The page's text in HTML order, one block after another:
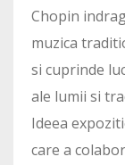
Chopin
muzica
si cuprinde
ale lumii si
Ideea
care a